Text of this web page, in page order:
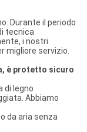
Durante il periodo
tecnica
i nostri
migliore servizio.
è protetto sicuro
di legno
Abbiamo
da aria senza